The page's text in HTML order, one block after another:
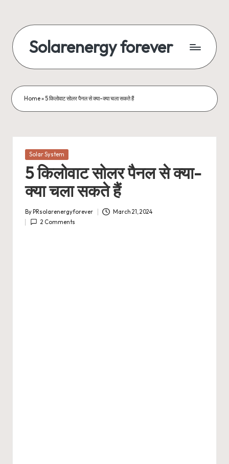
content
Solarenergy forever
बिजली
Home»5 किलोवाट सोलर पैनल से क्या-क्या चला सकते हैं
Posted
Solar System
5 किलोवाट सोलर पैनल से क्या-
क्या चला सकते हैं
Posted
by
By PRsolarenergyforever
March 21, 2024
2 Comments